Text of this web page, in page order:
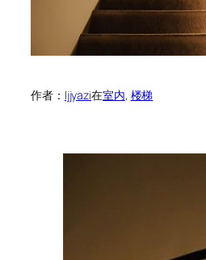
作者： ljjyazi在室内, 楼梯